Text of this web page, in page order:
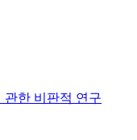
관한 비판적 연구